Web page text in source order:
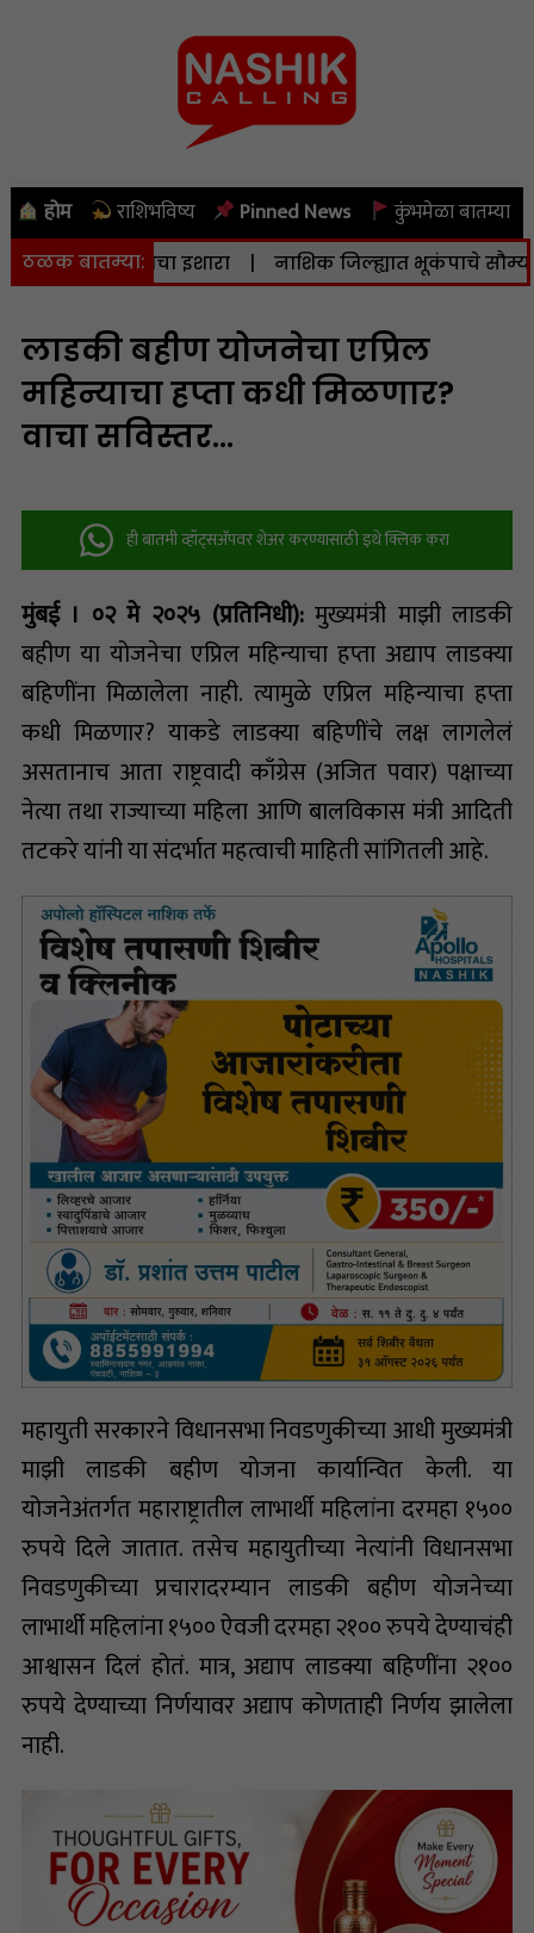
होम राशिभविष्य Pinned News कुंभमेळा बातम्या
ठळक बातम्या:
सतर्कतेचा इशारा | नाशिक जिल्ह्यात भूकंपाचे सौम्य धक्के;
लाडकी बहीण योजनेचा एप्रिल
महिन्याचा हप्ता कधी मिळणार?
वाचा सविस्तर…
ही बातमी व्हॉट्सअ‍ॅपवर शेअर करण्यासाठी इथे क्लिक करा
मुंबई । ०२ मे २०२५ (प्रतिनिधी):मुख्यमंत्री माझी लाडकी
बहीण या योजनेचा एप्रिल महिन्याचा हप्ता अद्याप लाडक्या
बहि‍णींना मिळालेला नाही. त्यामुळे एप्रिल महिन्याचा हप्ता
कधी मिळणार? याकडे लाडक्या बहि‍णींचे लक्ष लागलेलं
असतानाच आता राष्ट्रवादी काँग्रेस (अजित पवार) पक्षाच्या
नेत्या तथा राज्याच्या महिला आणि बालविकास मंत्री आदिती
तटकरे यांनी या संदर्भात महत्वाची माहिती सांगितली आहे.
महायुती सरकारने विधानसभा निवडणुकीच्या आधी मुख्यमंत्री
माझी लाडकी बहीण योजना कार्यान्वित केली. या
योजनेअंतर्गत महाराष्ट्रातील लाभार्थी महिलांना दरमहा १५००
रुपये दिले जातात. तसेच महायुतीच्या नेत्यांनी विधानसभा
निवडणुकीच्या प्रचारादरम्यान लाडकी बहीण योजनेच्या
लाभार्थी महिलांना १५०० ऐवजी दरमहा २१०० रुपये देण्याचंही
आश्वासन दिलं होतं. मात्र, अद्याप लाडक्या बहि‍णींना २१००
रुपये देण्याच्या निर्णयावर अद्याप कोणताही निर्णय झालेला
नाही.